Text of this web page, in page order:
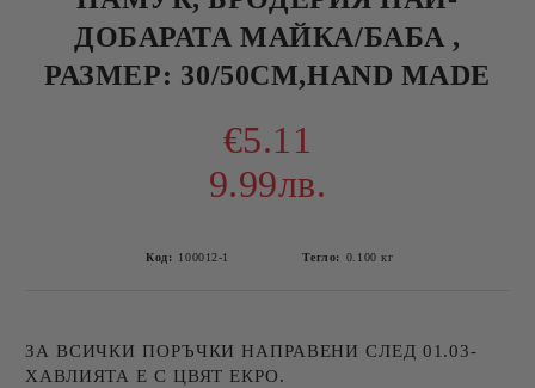
ДОБАРАТА МАЙКА/БАБА ,
РАЗМЕР: 30/50СМ,HAND MADE
€5.11
9.99лв.
Код: 100012-1 Тегло: 0.100 кг
ЗА ВСИЧКИ ПОРЪЧКИ НАПРАВЕНИ СЛЕД 01.03-
ХАВЛИЯТА Е С ЦВЯТ ЕКРО.